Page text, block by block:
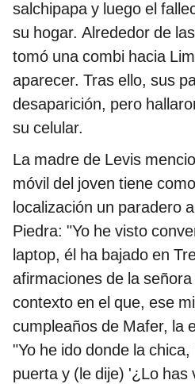
salchipapa y luego el
su hogar. Alrededor de
tomó una combi hacia
aparecer. Tras ello, sus
desaparición, pero
su celular.
La madre de Levis
móvil del joven tiene
localización un paradero
Piedra: "Yo he visto
laptop, él ha bajado en
afirmaciones de la
contexto en el que, ese
cumpleaños de Mafer, la
"Yo he ido donde la
puerta y (le dije) '¿Lo has